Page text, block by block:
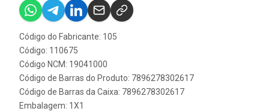
Código do Fabricante: 105
Código: 110675
Código NCM: 19041000
Código de Barras do Produto: 7896278302617
Código de Barras da Caixa: 7896278302617
Embalagem: 1X1